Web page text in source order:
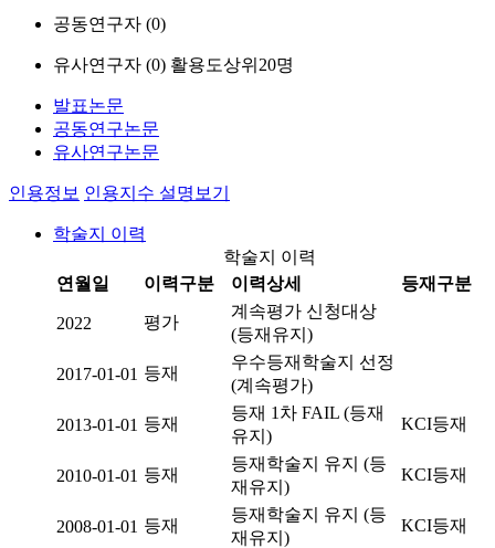
공동연구자 (0)
유사연구자 (0) 활용도상위20명
발표논문
공동연구논문
유사연구논문
인용정보 인용지수 설명보기
학술지 이력
학술지 이력
연월일
이력구분 이력상세 등재구분
2022 평가
계속평가 신청대상
(등재유지)
2017-01-01 등재
우수등재학술지 선정
(계속평가)
2013-01-01 등재
등재 1차 FAIL (등재
유지)
KCI등재
2010-01-01 등재
등재학술지 유지 (등
재유지)
KCI등재
2008-01-01 등재
등재학술지 유지 (등
재유지)
KCI등재